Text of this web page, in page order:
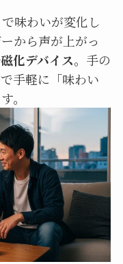
味わいが変化し
から声が上がっ
化デバイス。手の
手軽に「味わい
。